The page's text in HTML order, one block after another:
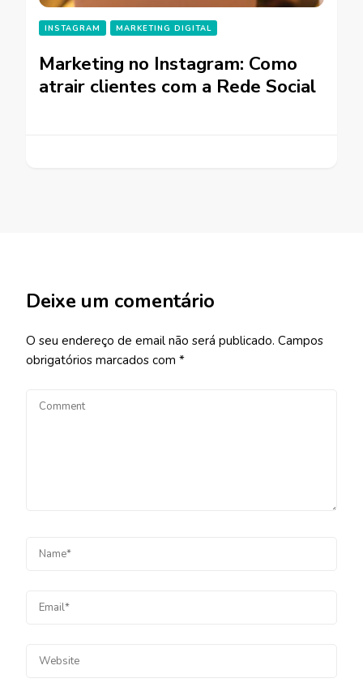
INSTAGRAM MARKETING DIGITAL
Marketing no Instagram: Como
atrair clientes com a Rede Social
Deixe um comentário
O seu endereço de email não será publicado. Campos
obrigatórios marcados com *